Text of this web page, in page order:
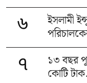
৬
ইসলামী
৭
১৩ বছর
কোটি